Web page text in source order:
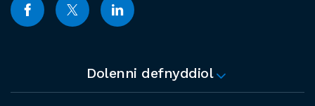
Dolenni defnyddiol